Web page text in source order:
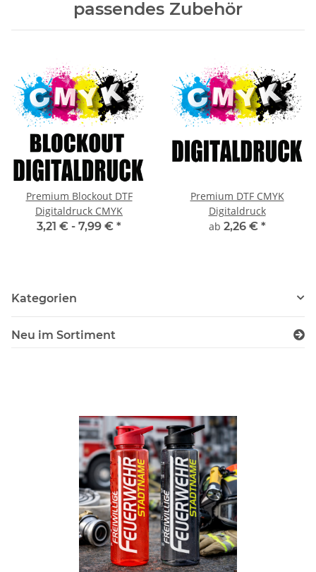
passendes Zubehör
Premium Blockout DTF
Digitaldruck CMYK
3,21 € - 7,99 € *
Premium DTF CMYK
Digitaldruck
ab 2,26 € *
Kategorien
Neu im Sortiment